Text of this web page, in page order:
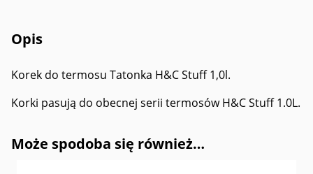
Opis
Korek do termosu Tatonka H&C Stuff 1,0l.
Korki pasują do obecnej serii termosów H&C Stuff 1.0L.
Może spodoba się również…